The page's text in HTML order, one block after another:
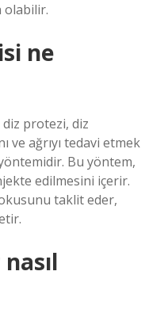
olabilir.
ne
diz protezi, diz
ve ağrıyı tedavi etmek
Bu yöntem,
edilmesini içerir.
taklit eder,